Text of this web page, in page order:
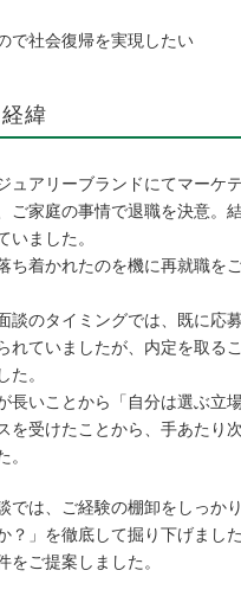
で社会復帰を実現したい
緯
ュアリーブランドにてマーケ
ご家庭の事情で退職を決意。
いました。
ち着かれたのを機に再就職を
談のタイミングでは、既に応
れていましたが、内定を取る
た。
長いことから「自分は選ぶ立
を受けたことから、手あたり
。
では、ご経験の棚卸をしっか
？」を徹底して掘り下げまし
をご提案しました。